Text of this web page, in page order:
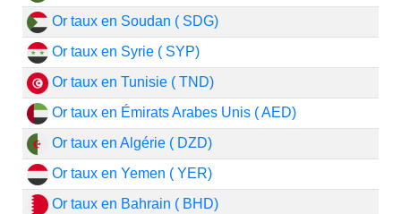
Or taux en Soudan ( SDG)
Or taux en Syrie ( SYP)
Or taux en Tunisie ( TND)
Or taux en Émirats Arabes Unis ( AED)
Or taux en Algérie ( DZD)
Or taux en Yemen ( YER)
Or taux en Bahrain ( BHD)